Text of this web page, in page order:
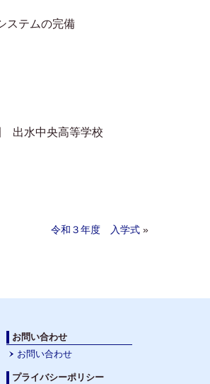
ステムの完備
園 出水中央高等学校
令和３年度 入学式 »
お問い合わせ
お問い合わせ
プライバシーポリシー